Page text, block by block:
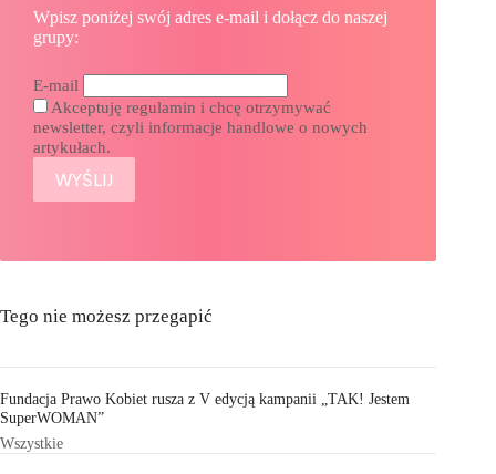
Wpisz poniżej swój adres e-mail i dołącz do naszej
grupy:
E-mail
Akceptuję regulamin i chcę otrzymywać
newsletter, czyli informacje handlowe o nowych
artykułach.
Tego nie możesz przegapić
Fundacja Prawo Kobiet rusza z V edycją kampanii „TAK! Jestem
SuperWOMAN”
Wszystkie